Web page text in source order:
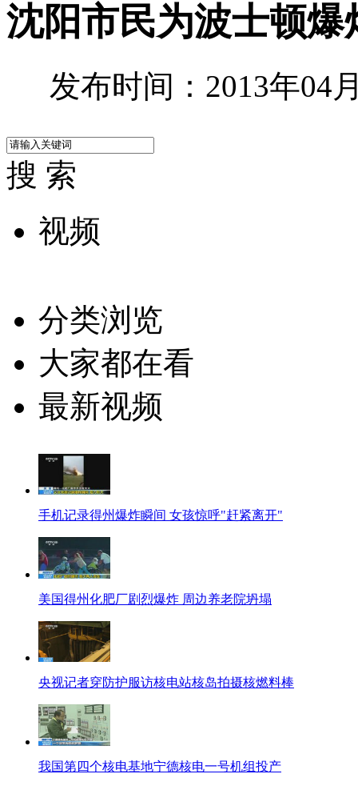
沈阳市民为波士顿
发布时间：2013年04
搜 索
视频
分类浏览
大家都在看
最新视频
手机记录得州爆炸瞬间 女孩惊呼"赶紧离开"
美国得州化肥厂剧烈爆炸 周边养老院坍塌
央视记者穿防护服访核电站核岛拍摄核燃料棒
我国第四个核电基地宁德核电一号机组投产